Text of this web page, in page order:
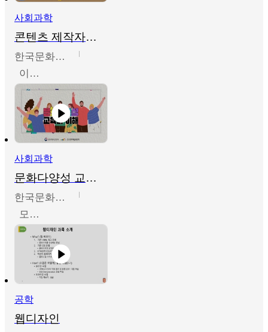
사회과학
콘텐츠 제작자를 위한 문화다양성의 이해
한국문화예술교육진흥원
이성민
사회과학
문화다양성 교육의 이해
한국문화예술교육진흥원
모경환,성상환,정문성
공학
웹디자인